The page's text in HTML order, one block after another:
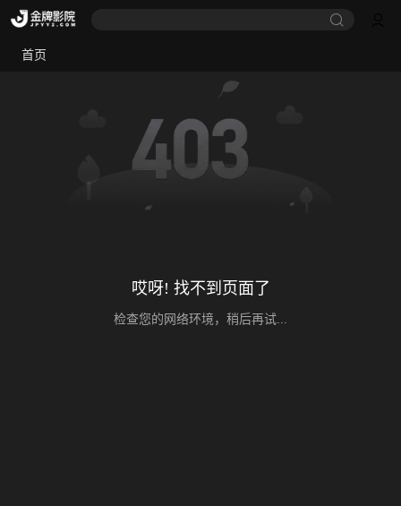
首页
哎呀! 找不到页面了
检查您的网络环境，稍后再试...